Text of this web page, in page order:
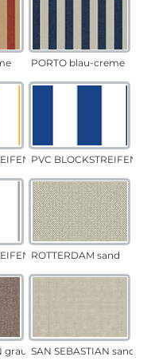
PORTO blau-creme
gelb
PVC BLOCKSTREIFEN
grau
ROTTERDAM sand
grau-sandSAN SEBASTIAN sand